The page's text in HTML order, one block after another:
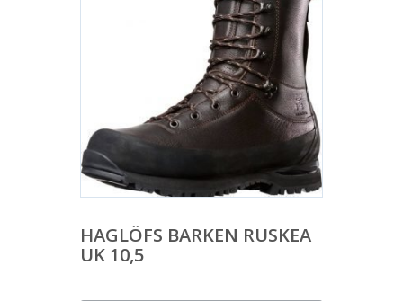
HAGLÖFS BARKEN RUSKEA
UK 10,5